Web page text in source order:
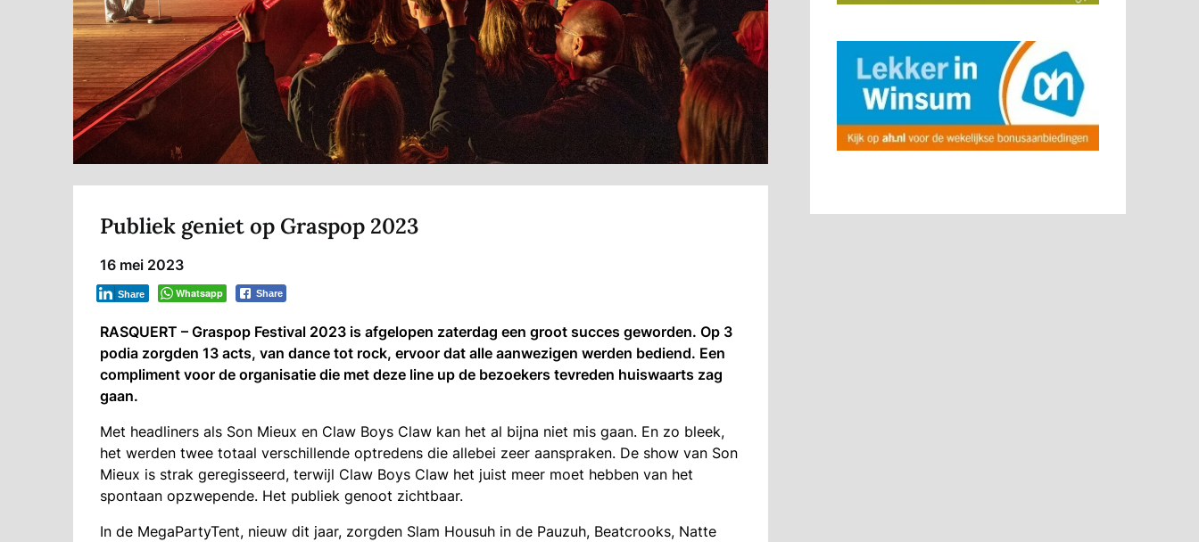
Publiek geniet op Graspop 2023
16 mei 2023
Whatsapp Share
Share
RASQUERT – Graspop Festival 2023 is afgelopen zaterdag een groot succes geworden. Op 3
podia zorgden 13 acts, van dance tot rock, ervoor dat alle aanwezigen werden bediend. Een
compliment voor de organisatie die met deze line up de bezoekers tevreden huiswaarts zag
gaan.
Met headliners als Son Mieux en Claw Boys Claw kan het al bijna niet mis gaan. En zo bleek,
het werden twee totaal verschillende optredens die allebei zeer aanspraken. De show van Son
Mieux is strak geregisseerd, terwijl Claw Boys Claw het juist meer moet hebben van het
spontaan opzwepende. Het publiek genoot zichtbaar.
In de MegaPartyTent, nieuw dit jaar, zorgden Slam Housuh in de Pauzuh, Beatcrooks, Natte